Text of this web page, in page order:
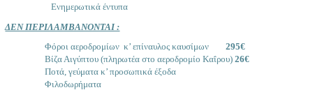
Ενημερωτικά έντυπα
ΔΕΝ ΠΕΡΙΛΑΜΒΑΝΟΝΤΑΙ :
Φόροι αεροδρομίων κ’ επίναυλος καυσίμων295€
Βίζα Αιγύπτου (πληρωτέα στο αεροδρομίο Καΐρου)26€
Ποτά, γεύματα κ’ προσωπικά έξοδα
Φιλοδωρήματα